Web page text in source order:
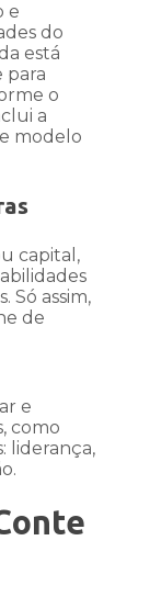
e
do
está
para
o
a
modelo
capital,
Só assim,
de
e
como
liderança,